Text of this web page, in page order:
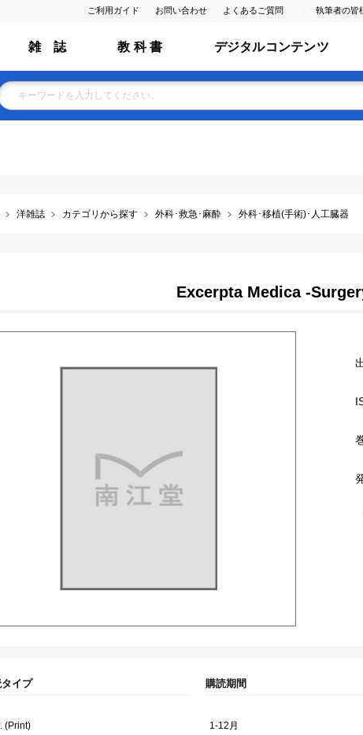
ご利用ガイド お問い合わせ よくあるご質問 執筆者の皆
雑 誌 教 科 書 デジタルコンテンツ
洋雑誌 カテゴリから探す 外科･救急･麻酔 外科･移植(手術)･人工臓器
Excerpta Medica -
イプ 購読期間
(Print) 1-12月